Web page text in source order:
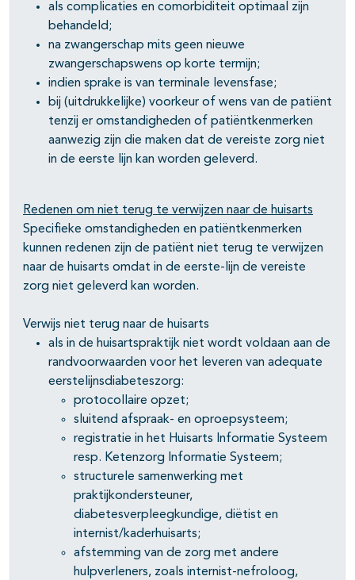
als complicaties en comorbiditeit optimaal zijn
behandeld;
na zwangerschap mits geen nieuwe
zwangerschapswens op korte termijn;
indien sprake is van terminale levensfase;
bij (uitdrukkelijke) voorkeur of wens van de patiënt
tenzij er omstandigheden of patiëntkenmerken
aanwezig zijn die maken dat de vereiste zorg niet
in de eerste lijn kan worden geleverd.
Redenen om niet terug te verwijzen naar de huisarts
Specifieke omstandigheden en patiëntkenmerken
kunnen redenen zijn de patiënt niet terug te verwijzen
naar de huisarts omdat in de eerste-lijn de vereiste
zorg niet geleverd kan worden.
Verwijs niet terug naar de huisarts
als in de huisartspraktijk niet wordt voldaan aan de
randvoorwaarden voor het leveren van adequate
eerstelijnsdiabeteszorg:
protocollaire opzet;
sluitend afspraak- en oproepsysteem;
registratie in het Huisarts Informatie Systeem
resp. Ketenzorg Informatie Systeem;
structurele samenwerking met
praktijkondersteuner,
diabetesverpleegkundige, diëtist en
internist/kaderhuisarts;
afstemming van de zorg met andere
hulpverleners, zoals internist-nefroloog,